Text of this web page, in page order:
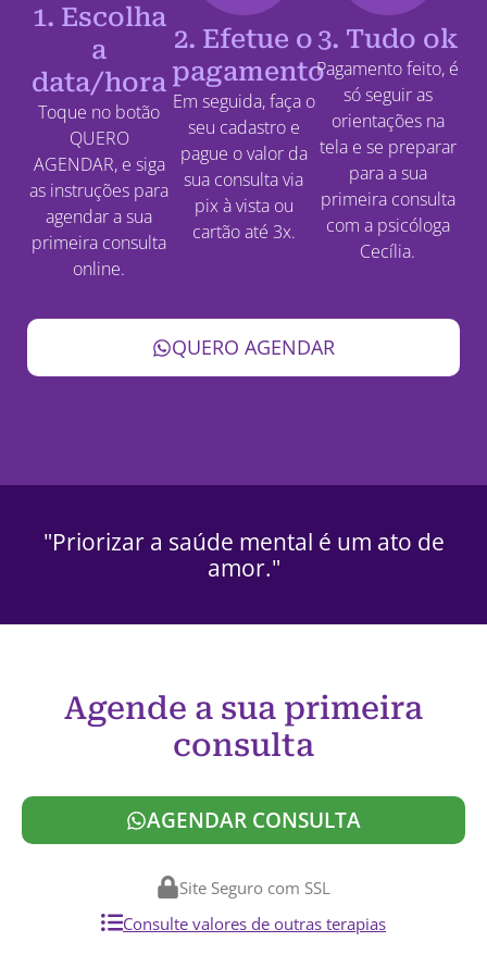
1. Escolha
a
data/hora
Toque no botão
QUERO
AGENDAR, e siga
as instruções para
agendar a sua
primeira consulta
online.
2. Efetue o
pagamento
Em seguida, faça o
seu cadastro e
pague o valor da
sua consulta via
pix à vista ou
cartão até 3x.
3. Tudo ok
Pagamento feito, é
só seguir as
orientações na
tela e se preparar
para a sua
primeira consulta
com a psicóloga
Cecília.
QUERO AGENDAR
"Priorizar a saúde mental é um ato de
amor."
Agende a sua primeira
consulta
AGENDAR CONSULTA
Site Seguro com SSL
Consulte valores de outras terapias